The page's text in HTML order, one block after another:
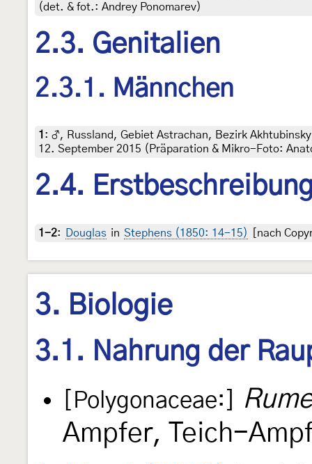
(det. & fot.: Andrey Ponomarev)
2.3. Genitalien
2.3.1. Männchen
1 : ♂, Russland, Gebiet Astrachan, Bezirk
12. September 2015 (Präparation & Mikro-Foto:
2.4.
1-2: Douglas in Stephens (1850: 14-15) [nach
3. Biologie
3.1. Nahrung der
[Polygonaceae:]
Ampfer, Teich-